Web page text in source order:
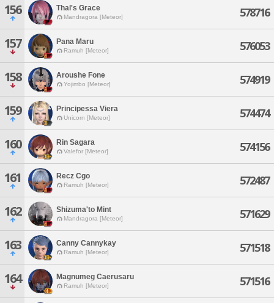
156 Thal's Grace
Mandragora [Meteor] 578716
157 Pana Maru
Ramuh [Meteor] 576053
158 Aroushe Fone
Yojimbo [Meteor] 574919
159 Principessa Viera
Unicorn [Meteor] 574474
160 Rin Sagara
Valefor [Meteor] 574156
161 Recz Cgo
Ramuh [Meteor] 572487
162 Shizuma'to Mint
Mandragora [Meteor] 571629
163 Canny Cannykay
Ramuh [Meteor] 571518
164 Magnumeg Caerusaru
Ramuh [Meteor] 571516